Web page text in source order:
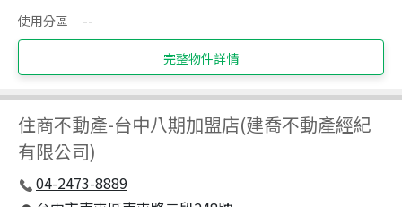
使用分區
--
完整物件詳情
住商不動產-台中八期加盟店(建喬不動產經紀
有限公司)
04-2473-8889